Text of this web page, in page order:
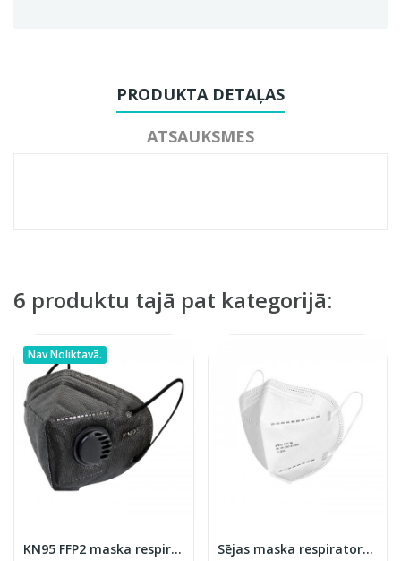
PRODUKTA DETAĻAS
ATSAUKSMES
6 produktu tajā pat kategorijā:
Nav Noliktavā.
KN95 FFP2 maska respirators Sējas maska respirators FFP2